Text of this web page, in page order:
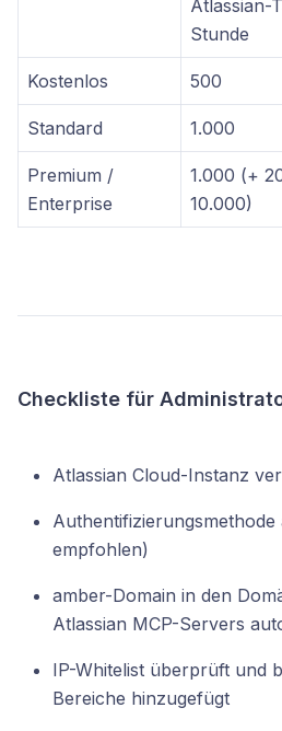
Atlassian-
Stunde
Kostenlos 500
Standard 1.000
Premium /
Enterprise
1.000 (+
10.000)
Checkliste für
Atlassian Cloud-Instanz
Authentifizierungsmethode
empfohlen)
amber-Domain in den
Atlassian MCP-Servers
IP-Whitelist überprüft und
Bereiche hinzugefügt